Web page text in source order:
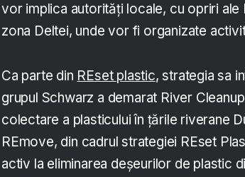
vor implica autorități locale, cu opriri
zona Deltei, unde vor fi organizate
Ca parte din REset plastic, strategia sa
grupul Schwarz a demarat River
colectare a plasticului în țările riverane
REmove, din cadrul strategiei REset
activ la eliminarea deșeurilor de plastic